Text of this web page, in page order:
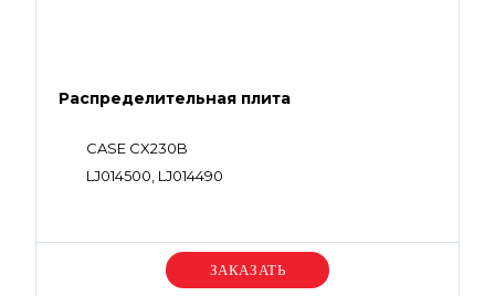
Распределительная плита
CASE CX230B
LJ014500, LJ014490
Уточняйте цену